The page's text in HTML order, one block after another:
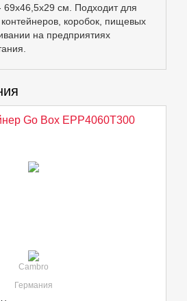
69х46,5х29 см. Подходит для
коробок, пищевых
на предприятиях
Go Box EPP4060T300
Cambro
Германия